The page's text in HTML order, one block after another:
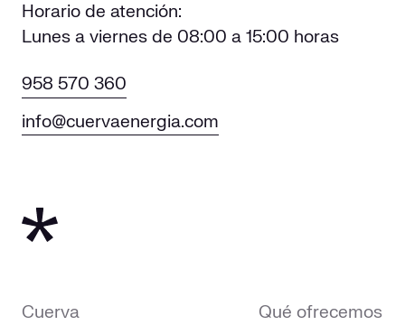
Horario de atención:
Lunes a viernes de 08:00 a 15:00 horas
958 570 360
info@cuervaenergia.com
Cuerva Qué ofrecemos